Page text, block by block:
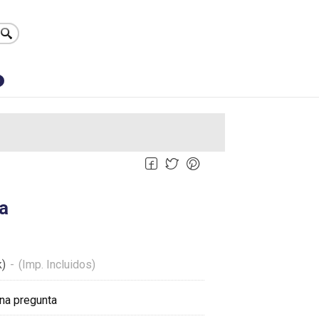
- (Imp. Incluidos)
pregunta